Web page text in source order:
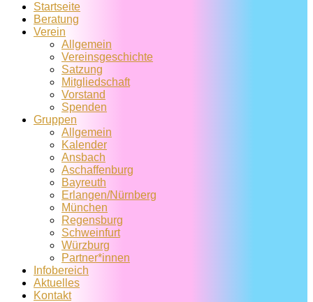
Startseite
Beratung
Verein
Allgemein
Vereins­geschichte
Satzung
Mitglied­schaft
Vorstand
Spenden
Gruppen
Allgemein
Kalender
Ansbach
Aschaffenburg
Bayreuth
Erlangen/Nürnberg
München
Regensburg
Schweinfurt
Würzburg
Partner*innen
Infobereich
Aktuelles
Kontakt